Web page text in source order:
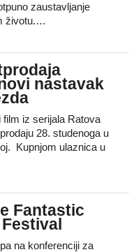
zaustavljanje
životu.…
nastavak
iz serijala Ratova
28. studenoga u
​Kupnjom ulaznica u
Fantastic
na konferenciji za